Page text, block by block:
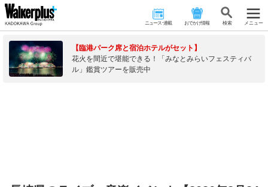
ニュース･連載 おでかけ情報 検 索 メニュー
【臨港パーク席と宿泊ホテルがセット】
花火を間近で堪能できる！「みなとみらいフェスティバ
ル」鑑賞ツアーを販売中